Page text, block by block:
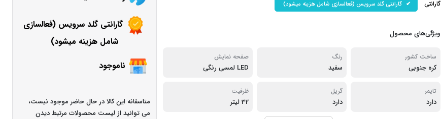
گارانتی گارانتی گلد سرویس (فعالسازی شامل هزینه میشود)
ویژگی‌های محصول
ساخت کشور
کره جنوبی
رنگ
سفید
صفحه نمایش
LED لمسی رنگی
تایمر
دارد
گریل
دارد
ظرفیت
32 لیتر
گارانتی گلد سرویس (فعالسازی
شامل هزینه میشود)
ناموجود
متاسفانه این کالا در حال حاضر موجود نیست،
می توانید از لیست محصولات مرتبط دیدن